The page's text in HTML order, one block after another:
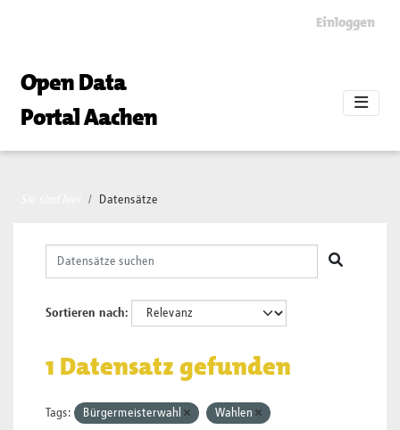
Einloggen
Open Data
Portal Aachen
Datensätze
Sortieren nach
1 Datensatz gefunden
Tags: Bürgermeisterwahl Wahlen